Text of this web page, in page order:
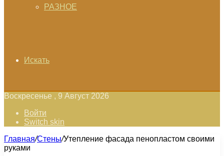
РАЗНОЕ
Искать
Воскресенье , 9 Август 2026
Войти
Switch skin
Главная/Стены/Утепление фасада пенопластом своими
руками